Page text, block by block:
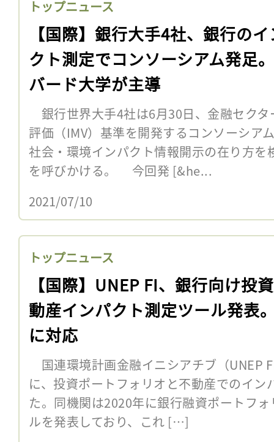
トップニュース
【国際】銀行大手4社、銀行の
クト測定でコンソーシアム発足
バード大学が主導
銀行世界大手4社は6月30日、金融セク
評価（IMV）基準を開発するコンソーシア
社会・環境インパクト情報開示の在り方を
を呼びかける。 今回発 [&he...
2021/07/10
トップニュース
【国際】UNEP FI、銀行向け投
動産インパクト測定ツール発表
に対応
国連環境計画金融イニシアチブ（UNEP
に、投資ポートフォリオと不動産でのイン
た。同機関は2020年に銀行融資ポートフ
ルを発表しており、これ […]